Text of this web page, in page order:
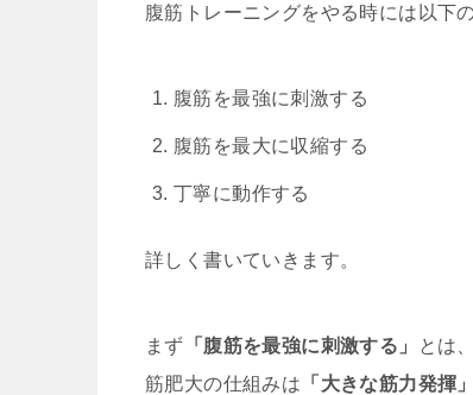
腹筋トレーニングをやる時には以下
腹筋を最強に刺激する
腹筋を最大に収縮する
丁寧に動作する
詳しく書いていきます。
まず 「腹筋を最強に刺激する」
とは
筋肥大の仕組みは 「大きな筋力発揮